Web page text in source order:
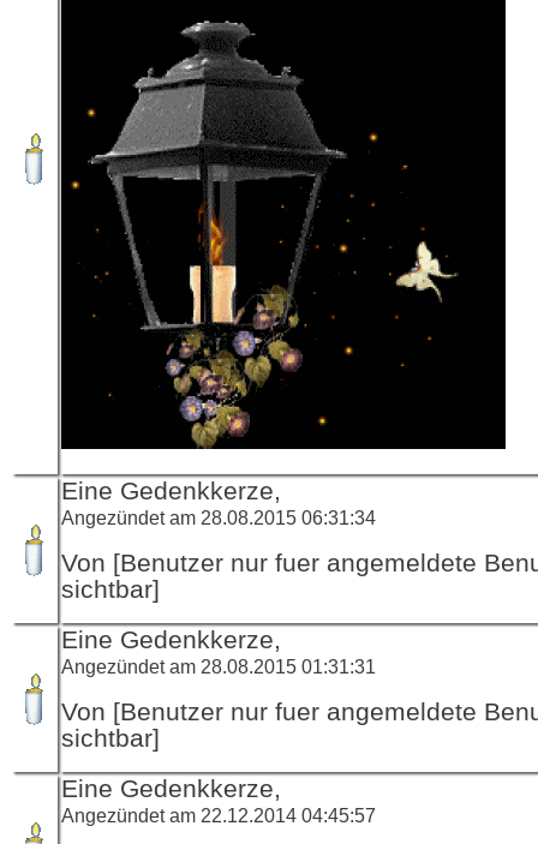
Eine Gedenkkerze,
Angezündet am 28.08.2015 06:31:34
Von [Benutzer nur fuer angemeldete
sichtbar]
Eine Gedenkkerze,
Angezündet am 28.08.2015 01:31:31
Von [Benutzer nur fuer angemeldete
sichtbar]
Eine Gedenkkerze,
Angezündet am 22.12.2014 04:45:57